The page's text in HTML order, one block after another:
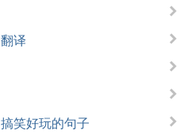
译
笑好玩的句子